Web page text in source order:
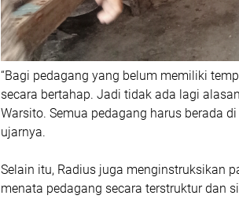
“Bagi pedagang yang belum memiliki
secara bertahap. Jadi tidak ada lagi
Warsito. Semua pedagang harus berada
ujarnya.
Selain itu, Radius juga menginstruksikan
menata pedagang secara terstruktur dan